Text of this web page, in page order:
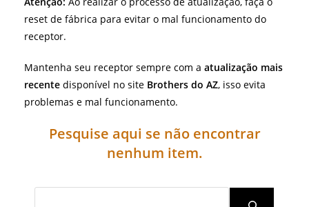
reset de fábrica para evitar o mal funcionamento do
receptor.
Mantenha seu receptor sempre com a atualização mais
recente disponível no site Brothers do AZ, isso evita
problemas e mal funcionamento.
Pesquise aqui se não encontrar
nenhum item.